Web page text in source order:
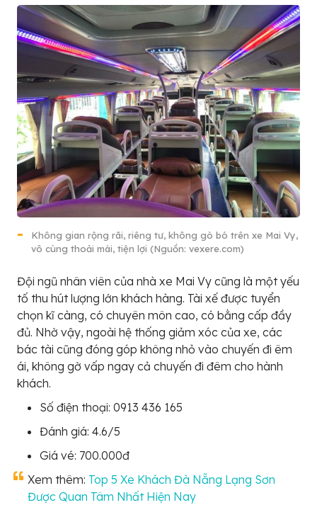
Không gian rộng rãi, riêng tư, không gò bó trên xe Mai Vy,
vô cùng thoải mái, tiện lợi (Nguồn: vexere.com)
Đội ngũ nhân viên của nhà xe Mai Vy cũng là một yếu
tố thu hút lượng lớn khách hàng. Tài xế được tuyển
chọn kĩ càng, có chuyên môn cao, có bằng cấp đầy
đủ. Nhờ vậy, ngoài hệ thống giảm xóc của xe, các
bác tài cũng đóng góp không nhỏ vào chuyến đi êm
ái, không gờ vấp ngay cả chuyến đi đêm cho hành
khách.
Số điện thoại: 0913 436 165
Đánh giá: 4.6/5
Giá vé: 700.000đ
Xem thêm: Top 5 Xe Khách Đà Nẵng Lạng Sơn
Được Quan Tâm Nhất Hiện Nay